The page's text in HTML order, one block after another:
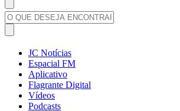
JC Notícias
Espacial FM
Aplicativo
Flagrante Digital
Vídeos
Podcasts